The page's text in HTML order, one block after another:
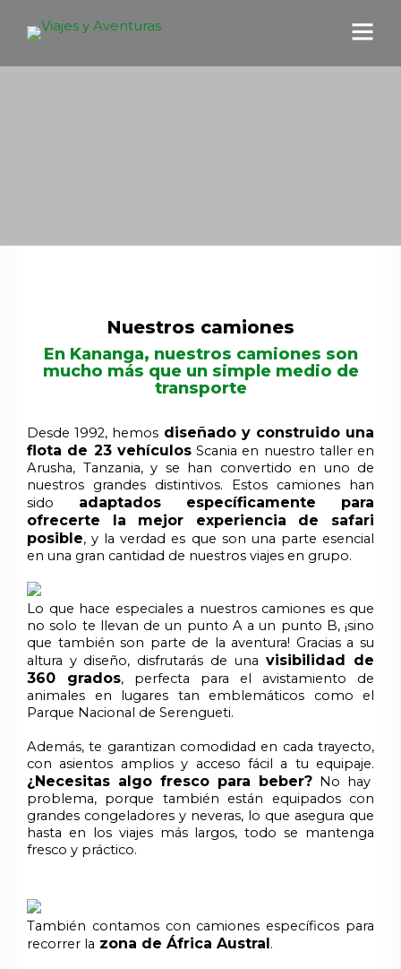
Nuestros camiones
En Kananga, nuestros camiones son
mucho más que un simple medio de
transporte
Desde 1992, hemos diseñado y construido una
flota de 23 vehículosScania en nuestro taller en
Arusha, Tanzania, y se han convertido en uno de
nuestros grandes distintivos. Estos camiones han
sido adaptados específicamente para
ofrecerte la mejor experiencia de safari
posible, y la verdad es que son una parte esencial
en una gran cantidad de nuestros viajes en grupo.
Lo que hace especiales a nuestros camiones es que
no solo te llevan de un punto A a un punto B, ¡sino
que también son parte de la aventura! Gracias a su
altura y diseño, disfrutarás de una visibilidad de
360 grados, perfecta para el avistamiento de
animales en lugares tan emblemáticos como el
Parque Nacional de Serengueti.
Además, te garantizan comodidad en cada trayecto,
con asientos amplios y acceso fácil a tu equipaje.
¿Necesitas algo fresco para beber? No hay
problema, porque también están equipados con
grandes congeladores y neveras, lo que asegura que
hasta en los viajes más largos, todo se mantenga
fresco y práctico.
También contamos con camiones específicos para
recorrer la zona de África Austral.